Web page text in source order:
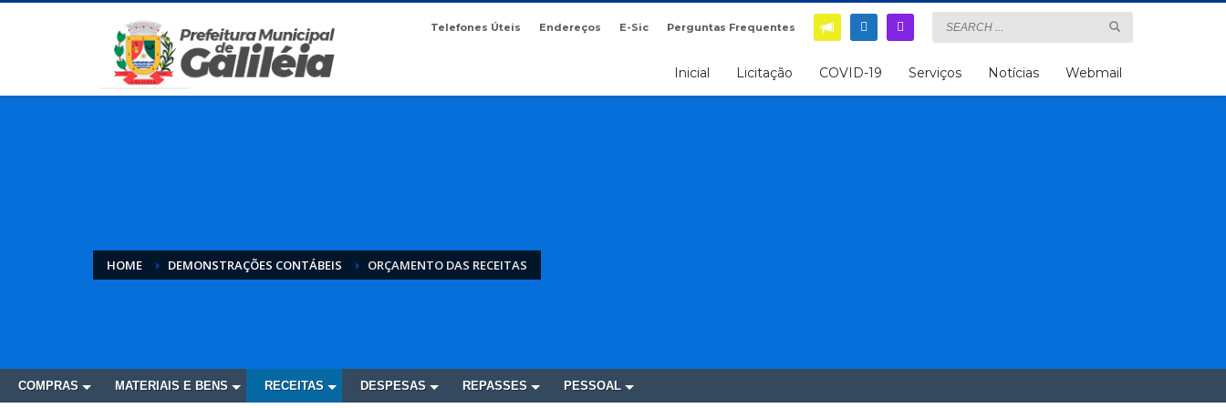
Telefones Úteis Endereços E-Sic Perguntas Frequentes
Inicial Licitação COVID-19 Serviços Notícias Webmail
HOME DEMONSTRAÇÕES CONTÁBEIS ORÇAMENTO DAS RECEITAS
COMPRAS MATERIAIS E BENS RECEITAS DESPESAS REPASSES PESSOAL